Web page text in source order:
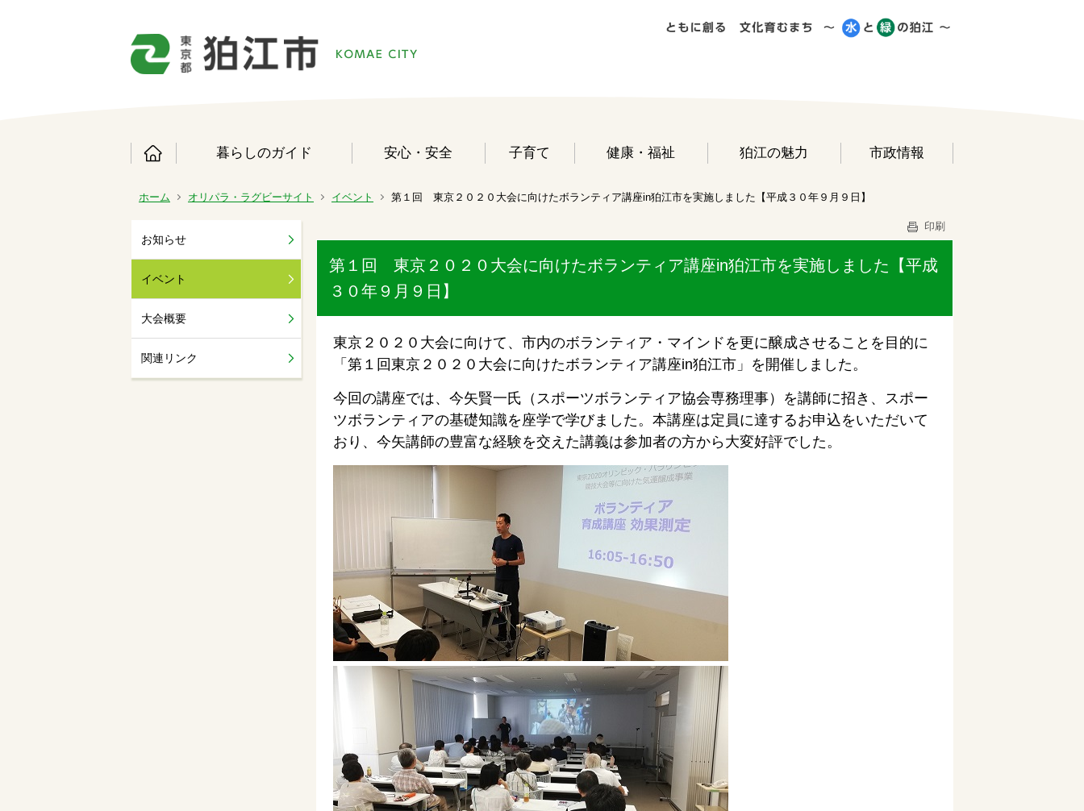
暮らしのガイド 安心・安全 子育て 健康・福祉 狛江の魅力 市政情報
ホーム オリパラ・ラグビーサイト イベント 第１回 東京２０２０大会に向けたボランティア講座in狛江市を実施しました【平成３０年９月９日】
お知らせ
イベント
大会概要
関連リンク
印刷
第１回 東京２０２０大会に向けたボランティア講座in狛江市を実施しました【平成
３０年９月９日】
東京２０２０大会に向けて、市内のボランティア・マインドを更に醸成させることを目的に
「第１回東京２０２０大会に向けたボランティア講座in狛江市」を開催しました。
今回の講座では、今矢賢一氏（スポーツボランティア協会専務理事）を講師に招き、スポー
ツボランティアの基礎知識を座学で学びました。本講座は定員に達するお申込をいただいて
おり、今矢講師の豊富な経験を交えた講義は参加者の方から大変好評でした。